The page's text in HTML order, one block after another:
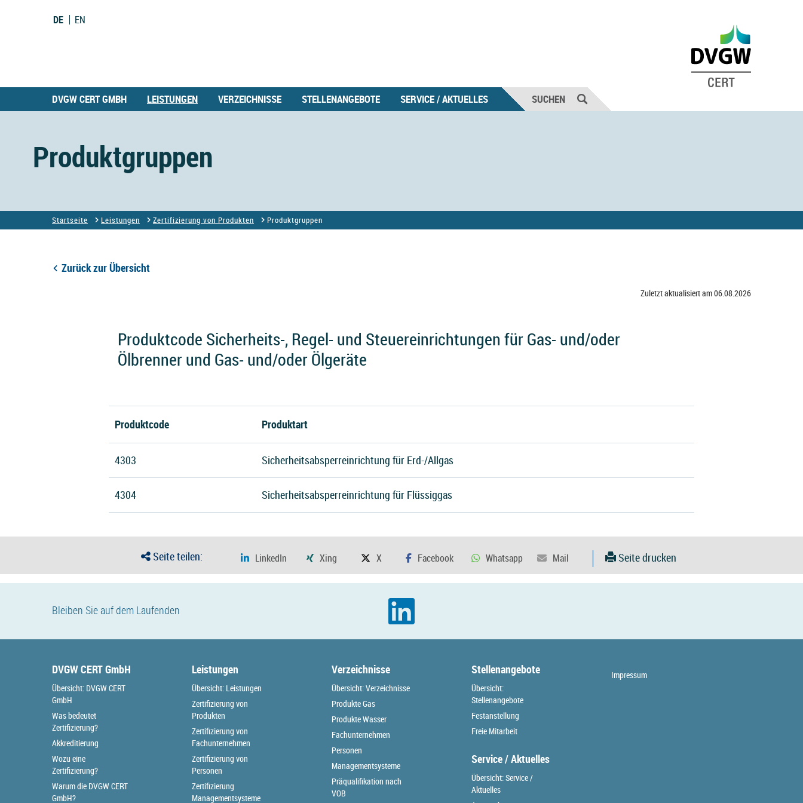
DE EN
DVGW CERT GMBH LEISTUNGEN VERZEICHNISSE STELLENANGEBOTE SERVICE / AKTUELLES SUCHEN
Produktgruppen
Startseite Leistungen Zertifizierung von Produkten Produktgruppen
Zurück zur Übersicht
Zuletzt aktualisiert am 06.08.2026
Produktcode Sicherheits-, Regel- und Steuereinrichtungen für Gas- und/oder
Ölbrenner und Gas- und/oder Ölgeräte
Produktcode Produktart
4303 Sicherheitsabsperreinrichtung für Erd-/Allgas
4304 Sicherheitsabsperreinrichtung für Flüssiggas
Seite teilen: Seite drucken
Bleiben Sie auf dem Laufenden
DVGW CERT GmbH
Übersicht: DVGW CERT
GmbH
Was bedeutet
Zertifizierung?
Akkreditierung
Wozu eine
Zertifizierung?
Warum die DVGW CERT
GmbH?
Leistungen
Übersicht: Leistungen
Zertifizierung von
Produkten
Zertifizierung von
Fachunternehmen
Zertifizierung von
Personen
Zertifizierung
Managementsysteme
Verzeichnisse
Übersicht: Verzeichnisse
Produkte Gas
Produkte Wasser
Fachunternehmen
Personen
Managementsysteme
Präqualifikation nach
VOB
Stellenangebote
Übersicht:
Stellenangebote
Festanstellung
Freie Mitarbeit
Service / Aktuelles
Übersicht: Service /
Aktuelles
Impressum